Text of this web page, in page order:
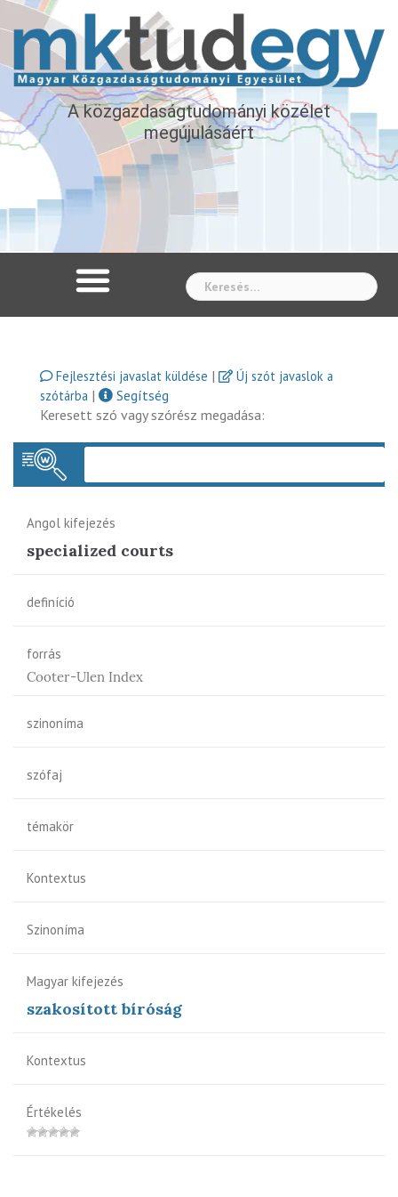
A közgazdaságtudományi közélet
megújulásáért
Fejlesztési javaslat küldése |
Új szót javaslok a
szótárba |
Segítség
Keresett szó vagy szórész megadása:
Angol kifejezés
specialized courts
definíció
forrás
Cooter-Ulen Index
szinoníma
szófaj
témakör
Kontextus
Szinoníma
Magyar kifejezés
szakosított bíróság
Kontextus
Értékelés